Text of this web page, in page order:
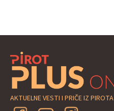
AKTUELNE VESTI I PRIČE IZ PIROTA